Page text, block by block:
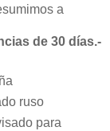
a
de 30 días.-
ruso
para